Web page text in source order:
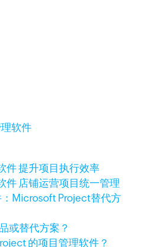
软件
件 提升项目执行效率
件 店铺运营项目统一管理
Microsoft Project替代方
或替代方案？
的项目管理软件？